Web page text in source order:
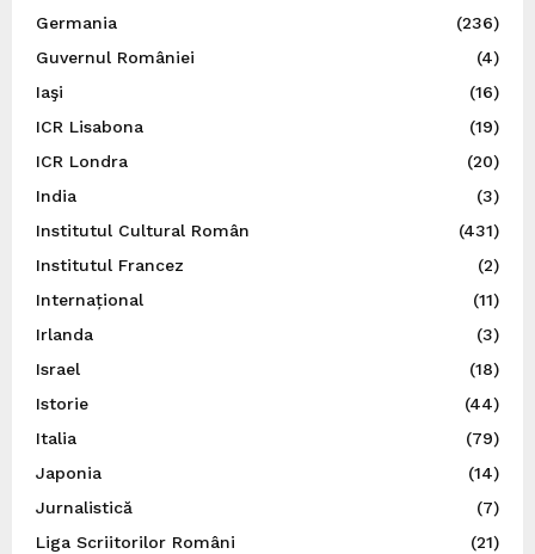
Germania
(236)
Guvernul României
(4)
Iaşi
(16)
ICR Lisabona
(19)
ICR Londra
(20)
India
(3)
Institutul Cultural Român
(431)
Institutul Francez
(2)
Internațional
(11)
Irlanda
(3)
Israel
(18)
Istorie
(44)
Italia
(79)
Japonia
(14)
Jurnalistică
(7)
Liga Scriitorilor Români
(21)